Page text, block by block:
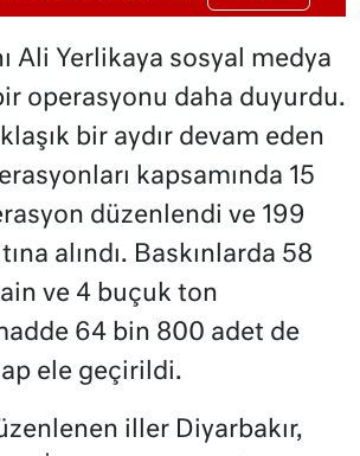
Ali Yerlikaya sosyal medya
operasyonu daha duyurdu.
bir aydır devam eden
kapsamında 15
düzenlendi ve 199
alındı. Baskınlarda 58
ve 4 buçuk ton
64 bin 800 adet de
ele geçirildi.
iller Diyarbakır,